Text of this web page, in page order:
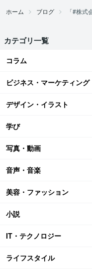
ホーム ブログ 「#株
カテゴリ一覧
コラム
ビジネス・マーケティング
デザイン・イラスト
学び
写真・動画
音声・音楽
美容・ファッション
小説
IT・テクノロジー
ライフスタイル